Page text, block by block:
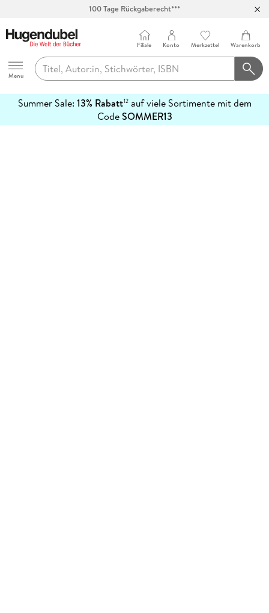
100 Tage Rückgaberecht***
Hugendubel
Menu
Filiale Konto Merkzettel Warenkorb
Summer Sale: 13% Rabatt12auf viele Sortimente mit dem
CodeSOMMER13
erfahren